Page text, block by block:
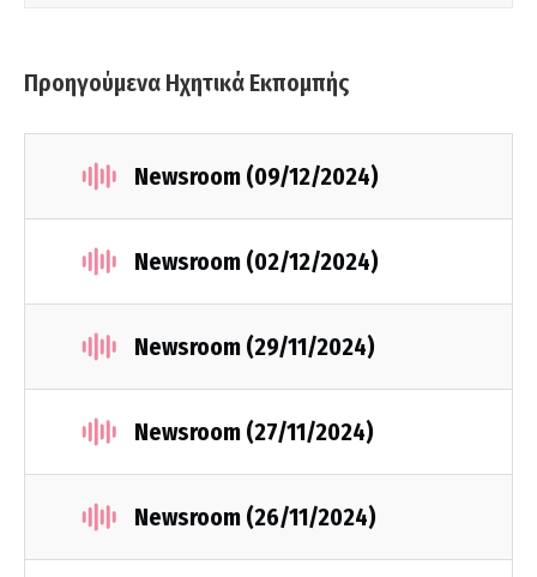
Προηγούμενα Ηχητικά Εκπομπής
Newsroom (09/12/2024)
Newsroom (02/12/2024)
Newsroom (29/11/2024)
Newsroom (27/11/2024)
Newsroom (26/11/2024)